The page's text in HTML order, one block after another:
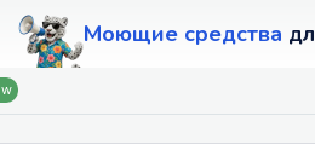
Моющие средства